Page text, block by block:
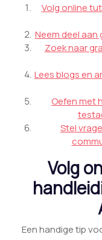
Volg online
Neem deel aan
Zoek naar
Lees blogs en
Oefen met
Stel
Volg
Een handige tip